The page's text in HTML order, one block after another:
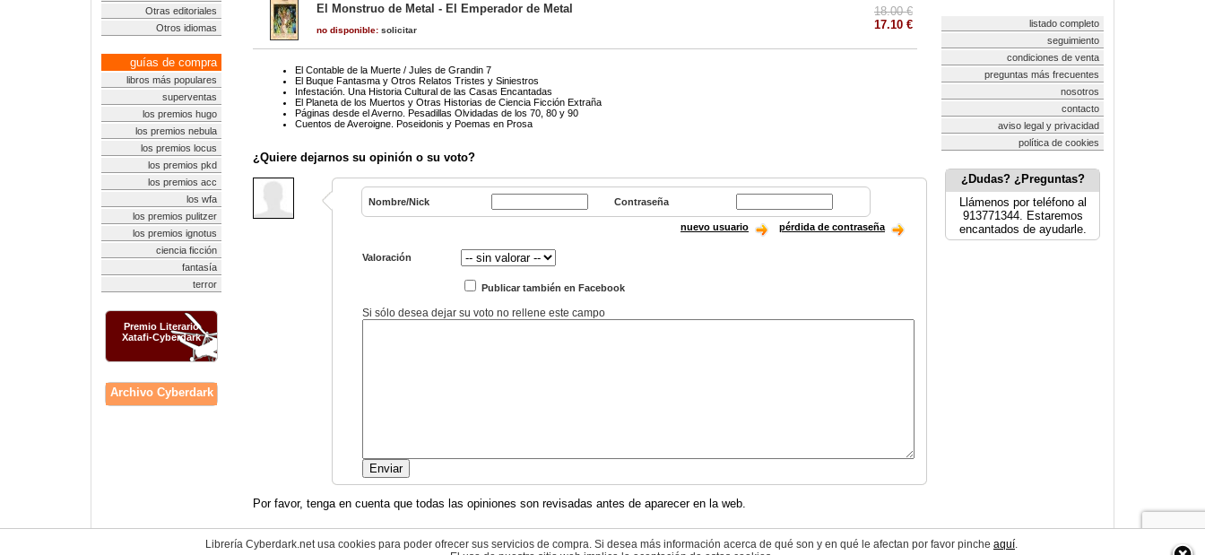
Otras editoriales
Otros idiomas
guías de compra
libros más populares
superventas
los premios hugo
los premios nebula
los premios locus
los premios pkd
los premios acc
los wfa
los premios pulitzer
los premios ignotus
ciencia ficción
fantasía
terror
Premio Literario
Xatafi-Cyberdark
Archivo Cyberdark
El Monstruo de Metal - El Emperador de Metal
no disponible: solicitar
18.00 €
17.10 €
El Contable de la Muerte / Jules de Grandin 7
El Buque Fantasma y Otros Relatos Tristes y Siniestros
Infestación. Una Historia Cultural de las Casas Encantadas
El Planeta de los Muertos y Otras Historias de Ciencia Ficción Extraña
Páginas desde el Averno. Pesadillas Olvidadas de los 70, 80 y 90
Cuentos de Averoigne. Poseidonis y Poemas en Prosa
¿Quiere dejarnos su opinión o su voto?
Nombre/Nick Contraseña
nuevo usuario pérdida de contraseña
Valoración
Publicar también en Facebook
Si sólo desea dejar su voto no rellene este campo
Por favor, tenga en cuenta que todas las opiniones son revisadas antes de aparecer en la web.
listado completo
seguimiento
condiciones de venta
preguntas más frecuentes
nosotros
contacto
aviso legal y privacidad
política de cookies
¿Dudas? ¿Preguntas?
Llámenos por teléfono al
913771344. Estaremos
encantados de ayudarle.
Librería Cyberdark.net usa cookies para poder ofrecer sus servicios de compra. Si desea más información acerca de qué son y en qué le afectan por favor pinche aquí.